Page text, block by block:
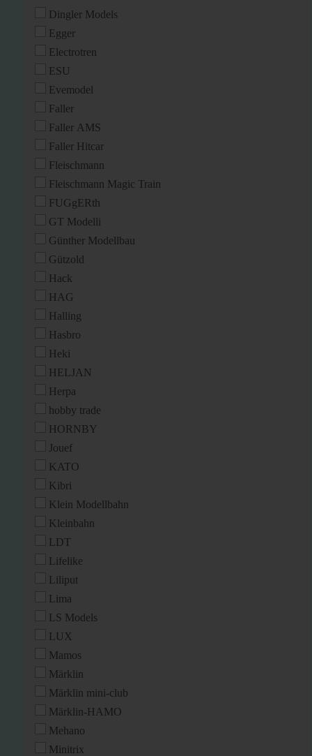
Dingler Models
Egger
Electrotren
ESU
Evemodel
Faller
Faller AMS
Faller Hitcar
Fleischmann
Fleischmann Magic Train
FUGgERth
GT Modelli
Günther Modellbau
Gützold
Hack
HAG
Halling
Hasbro
Heki
HELJAN
Herpa
hobby trade
HORNBY
Jouef
KATO
Kibri
Klein Modellbahn
Kleinbahn
LDT
Lifelike
Liliput
Lima
LS Models
LUX
Mamos
Märklin
Märklin mini-club
Märklin-HAMO
Mehano
Minitrix